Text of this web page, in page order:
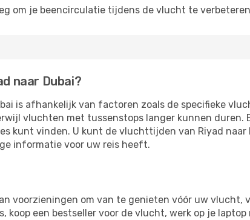
om je beencirculatie tijdens de vlucht te
naar Dubai?
is afhankelijk van factoren zoals de specifieke
vluchten met tussenstops langer kunnen duren.
kunt vinden. U kunt de vluchttijden van Riyad
informatie voor uw reis heeft.
voorzieningen om van te genieten vóór uw vlucht,
koop een bestseller voor de vlucht, werk op je